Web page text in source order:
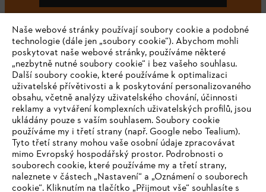
#STIHL
Společnost
Naše webové stránky používají soubory cookie a podobné
technologie (dále jen „soubory cookie“). Abychom mohli
poskytovat naše webové stránky, používáme některé
„nezbytně nutné soubory cookie“ i bez vašeho souhlasu.
Další soubory cookie, které používáme k optimalizaci
uživatelské přívětivosti a k poskytování personalizovaného
obsahu, včetně analýzy uživatelského chování, účinnosti
reklamy a vytváření komplexních uživatelských profilů, jsou
ukládány pouze s vaším souhlasem. Soubory cookie
používáme my i třetí strany (např. Google nebo Tealium).
Tyto třetí strany mohou vaše osobní údaje zpracovávat
mimo Evropský hospodářský prostor. Podrobnosti o
souborech cookie, které používáme my a třetí strany,
naleznete v částech „Nastavení“ a „Oznámení o souborech
cookie“. Kliknutím na tlačítko „Přijmout vše“ souhlasíte s